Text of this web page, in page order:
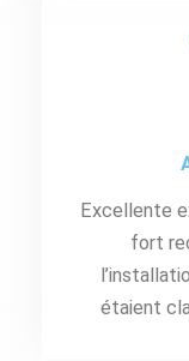
Excellente
fort
étaient